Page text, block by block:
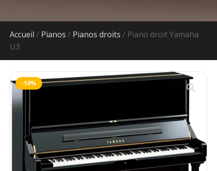
Accueil / Pianos / Pianos droits / Piano droit Yamaha
U3
-10%